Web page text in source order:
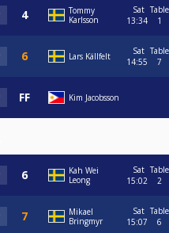
Tommy
Karlsson
Sat
13:34
Table
1
Lars Källfelt
Sat
14:55
Table
7
Kim Jacobsson
Kah Wei
Leong
Sat
15:02
Table
2
Mikael
Bringmyr
Sat
15:07
Table
6